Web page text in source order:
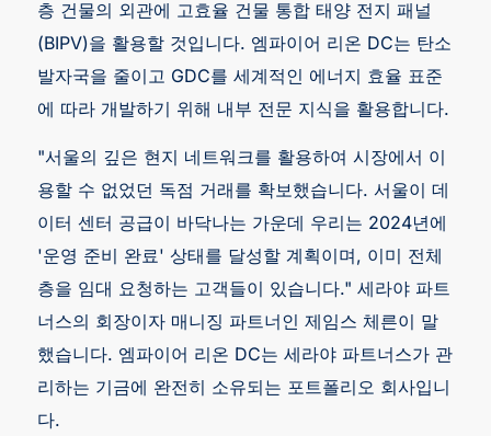
층 건물의 외관에 고효율 건물 통합 태양 전지 패널
(BIPV)을 활용할 것입니다. 엠파이어 리온 DC는 탄소
발자국을 줄이고 GDC를 세계적인 에너지 효율 표준
에 따라 개발하기 위해 내부 전문 지식을 활용합니다.
"서울의 깊은 현지 네트워크를 활용하여 시장에서 이
용할 수 없었던 독점 거래를 확보했습니다. 서울이 데
이터 센터 공급이 바닥나는 가운데 우리는 2024년에
'운영 준비 완료' 상태를 달성할 계획이며, 이미 전체
층을 임대 요청하는 고객들이 있습니다." 세라야 파트
너스의 회장이자 매니징 파트너인 제임스 체른이 말
했습니다. 엠파이어 리온 DC는 세라야 파트너스가 관
리하는 기금에 완전히 소유되는 포트폴리오 회사입니
다.